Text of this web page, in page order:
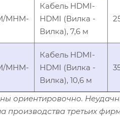
MHM-
Кабель HDMI-
HDMI (Вилка -
Вилка), 7,6 м
MHM-
Кабель HDMI-
HDMI (Вилка -
Вилка), 10,6 м
ориентировочно.
производства третьих